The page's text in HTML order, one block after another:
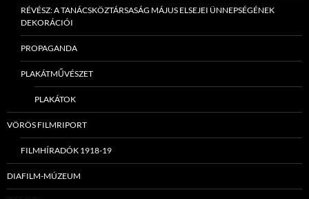
RÉVÉSZ: A TANÁCSKÖZTÁRSASÁG MÁJUS ELSEJEI ÜNNEPSÉGÉNEK
DEKORÁCIÓI
PROPAGANDA
PLAKÁTMŰVÉSZET
PLAKÁTOK
VÖRÖS FILMRIPORT
FILMHÍRADÓK 1918-19
DIAFILM-MÚZEUM